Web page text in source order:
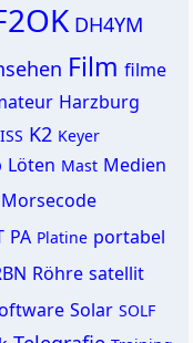
DH4YM
Film filme
Harzburg
ISS K2 Keyer
Löten Mast Medien
Morsecode
PA Platine portabel
Röhre satellit
Solar SOLF